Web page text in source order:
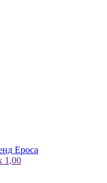
Epoca
1,00